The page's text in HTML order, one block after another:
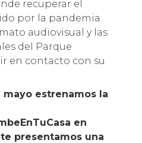
recuperar el
por la pandemia
audiovisual y las
del Parque
en contacto con su
mayo estrenamos la
en
presentamos una